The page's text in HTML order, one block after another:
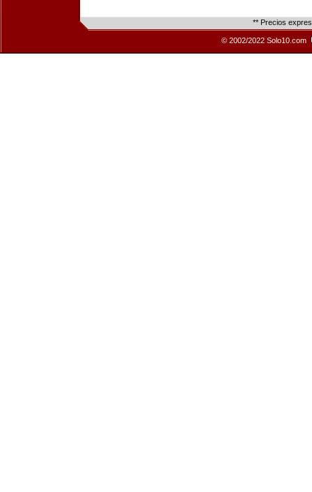
** Precios
© 2002/2022 Solo10.com